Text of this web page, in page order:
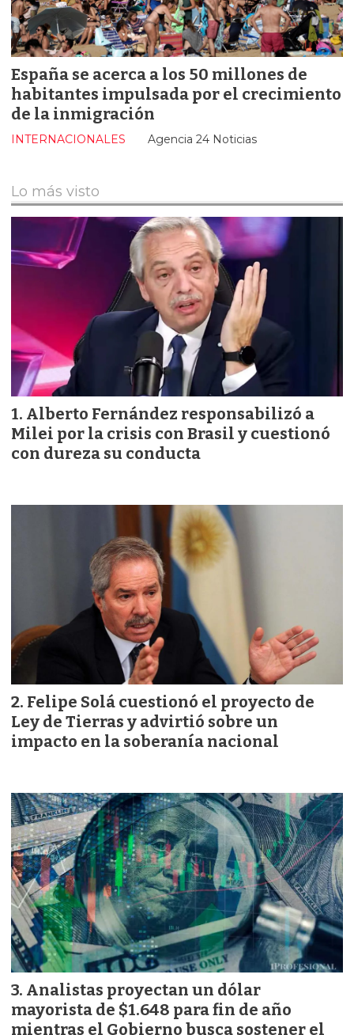
España se acerca a los 50 millones de
habitantes impulsada por el crecimiento
de la inmigración
Agencia 24 Noticias
INTERNACIONALES
Lo más visto
Alberto Fernández responsabilizó a
Milei por la crisis con Brasil y cuestionó
con dureza su conducta
Felipe Solá cuestionó el proyecto de
Ley de Tierras y advirtió sobre un
impacto en la soberanía nacional
Analistas proyectan un dólar
mayorista de $1.648 para fin de año
mientras el Gobierno busca sostener el